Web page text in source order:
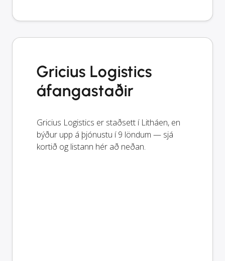
Gricius Logistics
áfangastaðir
Gricius Logistics er staðsett í Litháen, en
býður upp á þjónustu í 9 löndum — sjá
kortið og listann hér að neðan.